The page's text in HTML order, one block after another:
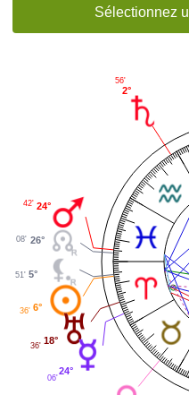
Sélectionnez
2°
56'
24°
42'
26°
08'
5°
51'
6°
36'
18°
36'
24°
06'